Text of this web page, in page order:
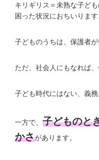
キリギリス＝未熟な子ど
困った状況におちいります
子どものうちは、保護者
ただ、社会人にもなれば
子ども時代にはない、義務
一方で、 子どものと
かさがあります。